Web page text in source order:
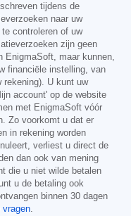
tijdens de
naar uw
controleren of uw
zijn geen
EnigmaSoft, maar kunnen,
financiële instelling, van
rekening). U kunt uw
account' op de website
met EnigmaSoft vóór
Zo voorkomt u dat er
in rekening worden
verliest u direct de
dan ook van mening
die u niet wilde betalen
u de betaling ook
binnen 30 dagen
vragen.